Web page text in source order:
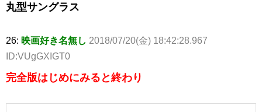
丸型サングラス
26: 映画好き名無し 2018/07/20(金) 18:42:28.967
ID:VUgGXIGT0
完全版はじめにみると終わり